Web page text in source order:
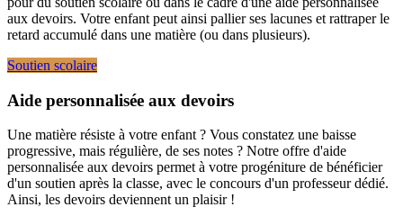
aux devoirs. Votre enfant peut ainsi pallier ses lacunes et rattraper le
retard accumulé dans une matière (ou dans plusieurs).
Soutien scolaire
Aide personnalisée aux devoirs
Une matière résiste à votre enfant ? Vous constatez une baisse
progressive, mais régulière, de ses notes ? Notre offre d'aide
personnalisée aux devoirs permet à votre progéniture de bénéficier
d'un soutien après la classe, avec le concours d'un professeur dédié.
Ainsi, les devoirs deviennent un plaisir !